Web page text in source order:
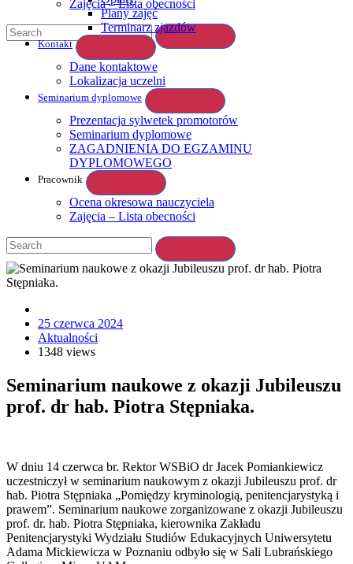
Zajęcia – Lista obecności
Plany zajęć
Terminarz zjazdów
Kontakt
Dane kontaktowe
Lokalizacja uczelni
Seminarium dyplomowe
Prezentacja sylwetek promotorów
Seminarium dyplomowe
ZAGADNIENIA DO EGZAMINU
DYPLOMOWEGO
Pracownik
Ocena okresowa nauczyciela
Zajęcia – Lista obecności
25 czerwca 2024
Aktualności
1348 views
Seminarium naukowe z okazji Jubileuszu
prof. dr hab. Piotra Stępniaka.
W dniu 14 czerwca br. Rektor WSBiO dr Jacek Pomiankiewicz
uczestniczył w seminarium naukowym z okazji Jubileuszu prof. dr
hab. Piotra Stępniaka „Pomiędzy kryminologią, penitencjarystyką i
prawem”. Seminarium naukowe zorganizowane z okazji Jubileuszu
prof. dr. hab. Piotra Stępniaka, kierownika Zakładu
Penitencjarystyki Wydziału Studiów Edukacyjnych Uniwersytetu
Adama Mickiewicza w Poznaniu odbyło się w Sali Lubrańskiego